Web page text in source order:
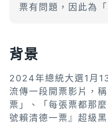
票有問題，因此為
背景
2024年總統大選1月
流傳一段開票影片，
票」、「每張票都那
號賴清德一票』超級